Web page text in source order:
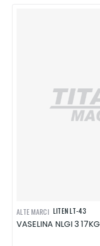
LITEN LT-43
VASELINA NLGI 3 17KG
ALTE MARCI